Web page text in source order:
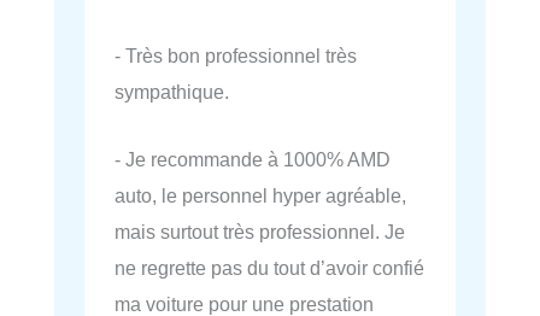
- Très bon professionnel très
sympathique.
- Je recommande à 1000% AMD
auto, le personnel hyper agréable,
mais surtout très professionnel. Je
ne regrette pas du tout d’avoir confié
ma voiture pour une prestation